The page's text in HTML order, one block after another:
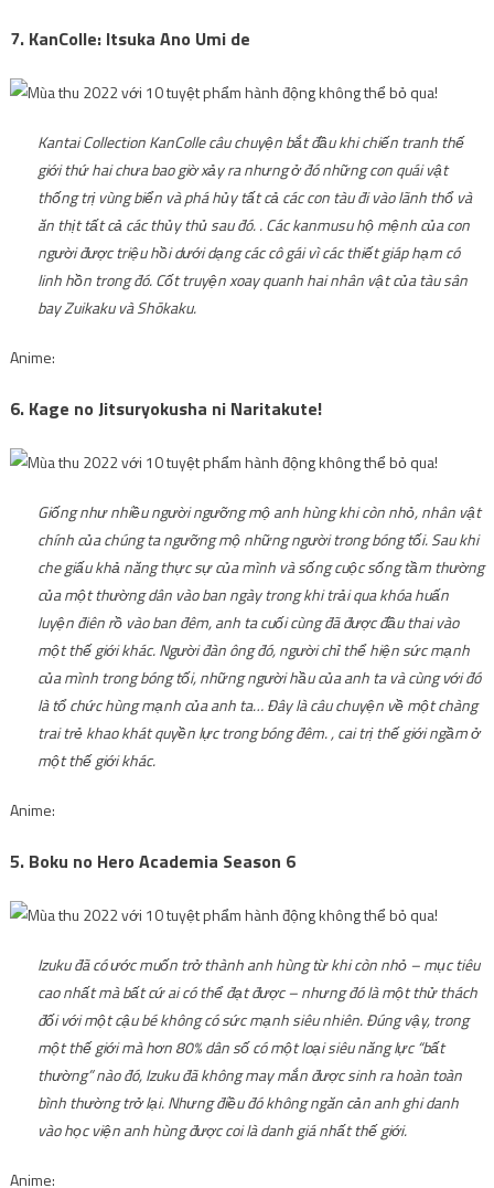
7. KanColle: Itsuka Ano Umi de
Kantai Collection KanColle câu chuyện bắt đầu khi chiến tranh thế
giới thứ hai chưa bao giờ xảy ra nhưng ở đó những con quái vật
thống trị vùng biển và phá hủy tất cả các con tàu đi vào lãnh thổ và
ăn thịt tất cả các thủy thủ sau đó. . Các kanmusu hộ mệnh của con
người được triệu hồi dưới dạng các cô gái vì các thiết giáp hạm có
linh hồn trong đó. Cốt truyện xoay quanh hai nhân vật của tàu sân
bay Zuikaku và Shōkaku.
Anime:
6. Kage no Jitsuryokusha ni Naritakute!
Giống như nhiều người ngưỡng mộ anh hùng khi còn nhỏ, nhân vật
chính của chúng ta ngưỡng mộ những người trong bóng tối. Sau khi
che giấu khả năng thực sự của mình và sống cuộc sống tầm thường
của một thường dân vào ban ngày trong khi trải qua khóa huấn
luyện điên rồ vào ban đêm, anh ta cuối cùng đã được đầu thai vào
một thế giới khác. Người đàn ông đó, người chỉ thể hiện sức mạnh
của mình trong bóng tối, những người hầu của anh ta và cùng với đó
là tổ chức hùng mạnh của anh ta… Đây là câu chuyện về một chàng
trai trẻ khao khát quyền lực trong bóng đêm. , cai trị thế giới ngầm ở
một thế giới khác.
Anime:
5. Boku no Hero Academia Season 6
Izuku đã có ước muốn trở thành anh hùng từ khi còn nhỏ – mục tiêu
cao nhất mà bất cứ ai có thể đạt được – nhưng đó là một thử thách
đối với một cậu bé không có sức mạnh siêu nhiên. Đúng vậy, trong
một thế giới mà hơn 80% dân số có một loại siêu năng lực “bất
thường” nào đó, Izuku đã không may mắn được sinh ra hoàn toàn
bình thường trở lại. Nhưng điều đó không ngăn cản anh ghi danh
vào học viện anh hùng được coi là danh giá nhất thế giới.
Anime: